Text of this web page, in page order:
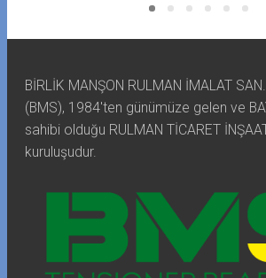
BİRLİK MANŞON RULMAN İMALAT
(BMS), 1984'ten günümüze gelen ve
sahibi olduğu RULMAN TİCARET
kuruluşudur.